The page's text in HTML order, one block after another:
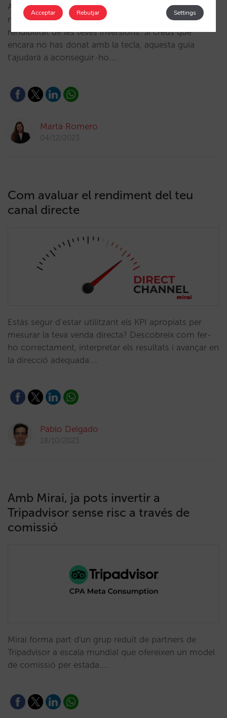
Alinear la teva estratègia de venda directa amb el
màrqueting digital, és clau per a obtenir la millor
rendibilitat de les teves inversions. Si creus que
encara no has donat amb la tecla, aquesta guia
t'ajudarà a aconseguir-ho.…
Marta Romero
04/12/2023
Com avaluar el rendiment del teu
canal directe
Estàs segur d’estar utilitzant els KPI apropiats per
mesurar la teva venda directa? Descobreix com fer-
ho correctament, interpretar els resultats i avançar en
la direcció adequada.…
Pablo Delgado
18/10/2023
Amb Mirai, ja pots invertir a
Tripadvisor sense risc a través de
comissió
Mirai forma part d'un grup reduït de partners de
Tripadvisor a escala mundial que ofereixen un model
de comissió per estada.…
Acceptar Settings
Rebutjar